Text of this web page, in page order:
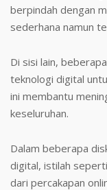
berpindah dengan
sederhana namun
Di sisi lain,
teknologi digital
ini membantu
keseluruhan.
Dalam beberapa
digital, istilah seperti
dari percakapan